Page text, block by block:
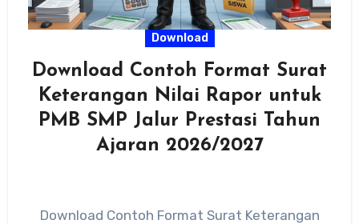
Download
Download Contoh Format Surat
Keterangan Nilai Rapor untuk
PMB SMP Jalur Prestasi Tahun
Ajaran 2026/2027
Download Contoh Format Surat Keterangan